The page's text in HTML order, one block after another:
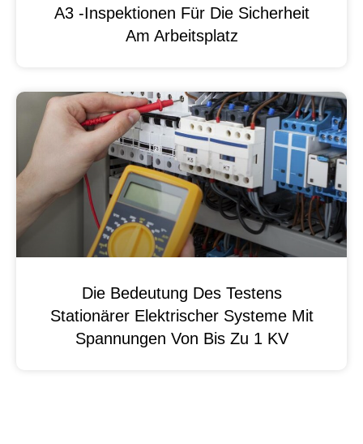
A3 -Inspektionen Für Die Sicherheit
Am Arbeitsplatz
Die Bedeutung Des Testens
Stationärer Elektrischer Systeme Mit
Spannungen Von Bis Zu 1 KV